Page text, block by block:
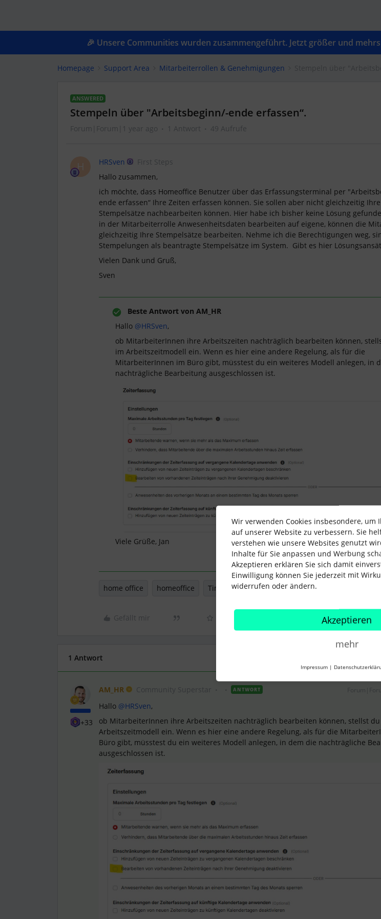
🎉 Unsere Communities wurden zusammengeführt. Jetzt größer und
Homepage Support Area Mitarbeiterrollen & Genehmigungen
ANSWERED
Stempeln über "Arbeitsbeginn/-ende erfassen“.
Forum|Forum|1 year ago 1 Antwort 49 Aufrufe
H HRSven
First Steps
Hallo zusammen,
ich möchte, dass Homeoffice Benutzer über das Erfassungsterminal per
ende erfassen“ Ihre Zeiten erfassen können. Sie sollen aber nicht gleichzeitig Ihre
Stempelsätze nachbearbeiten können. Hier habe ich bisher keine Lösung
in der Mitarbeiterrolle Anwesenheitsdaten bearbeiten auf eigene, können die
gleichzeitig Ihre Stempelsätze bearbeiten. Nehme ich die Berechtigungen weg,
Stempelungen als beantragte Stempelsätze im System. Gibt es hier
Vielen Dank und Gruß,
Sven
Beste Antwort von AM_HR
Hallo ​ @HRSven,
ob MitarbeiterInnen ihre Arbeitszeiten nachträglich bearbeiten können,
im Arbeitszeitmodell ein. Wenn es hier eine andere Regelung, als für die
MitarbeiterInnen im Büro gibt, müsstest du ein weiteres Modell anlegen, in
nachträgliche Bearbeitung ausgeschlossen ist.
Viele Grüße, Jan
home office homeoffice Time Tracking Erfassung
Gefällt mir
1 Antwort
+33
AM_HR ANTWORT
Hallo ​ @HRSven,
ob MitarbeiterInnen ihre Arbeitszeiten nachträglich bearbeiten können, stellst
Arbeitszeitmodell ein. Wenn es hier eine andere Regelung, als für die
Büro gibt, müsstest du ein weiteres Modell anlegen, in dem die nachträgliche
ausgeschlossen ist.
Wir verwenden Cookies insbesondere, um
auf unserer Website zu verbessern. Sie
verstehen wie unsere Websites genutzt
Inhalte für Sie anpassen und Werbung
Akzeptieren erklären Sie sich damit
Einwilligung können Sie jederzeit mit
widerrufen oder ändern.
Akzeptieren
mehr
Impressum |